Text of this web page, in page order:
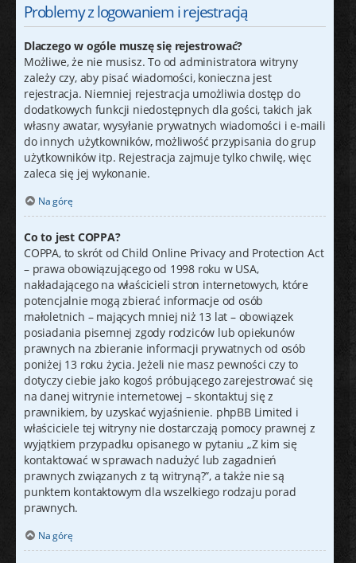
Problemy z logowaniem i rejestracją
Dlaczego w ogóle muszę się rejestrować?
Możliwe, że nie musisz. To od administratora witryny
zależy czy, aby pisać wiadomości, konieczna jest
rejestracja. Niemniej rejestracja umożliwia dostęp do
dodatkowych funkcji niedostępnych dla gości, takich jak
własny awatar, wysyłanie prywatnych wiadomości i e-maili
do innych użytkowników, możliwość przypisania do grup
użytkowników itp. Rejestracja zajmuje tylko chwilę, więc
zaleca się jej wykonanie.
Na górę
Co to jest COPPA?
COPPA, to skrót od Child Online Privacy and Protection Act
– prawa obowiązującego od 1998 roku w USA,
nakładającego na właścicieli stron internetowych, które
potencjalnie mogą zbierać informacje od osób
małoletnich – mających mniej niż 13 lat – obowiązek
posiadania pisemnej zgody rodziców lub opiekunów
prawnych na zbieranie informacji prywatnych od osób
poniżej 13 roku życia. Jeżeli nie masz pewności czy to
dotyczy ciebie jako kogoś próbującego zarejestrować się
na danej witrynie internetowej – skontaktuj się z
prawnikiem, by uzyskać wyjaśnienie. phpBB Limited i
właściciele tej witryny nie dostarczają pomocy prawnej z
wyjątkiem przypadku opisanego w pytaniu „Z kim się
kontaktować w sprawach nadużyć lub zagadnień
prawnych związanych z tą witryną?”, a także nie są
punktem kontaktowym dla wszelkiego rodzaju porad
prawnych.
Na górę